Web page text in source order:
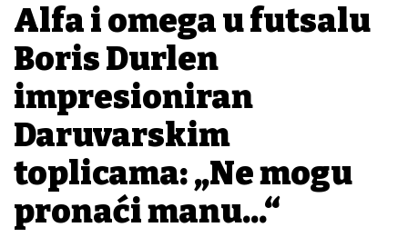
Alfa i omega u futsalu
Boris Durlen
impresioniran
Daruvarskim
toplicama: „Ne mogu
pronaći manu...“